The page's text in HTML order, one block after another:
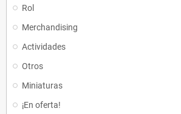
Rol
Merchandising
Actividades
Otros
Miniaturas
¡En oferta!